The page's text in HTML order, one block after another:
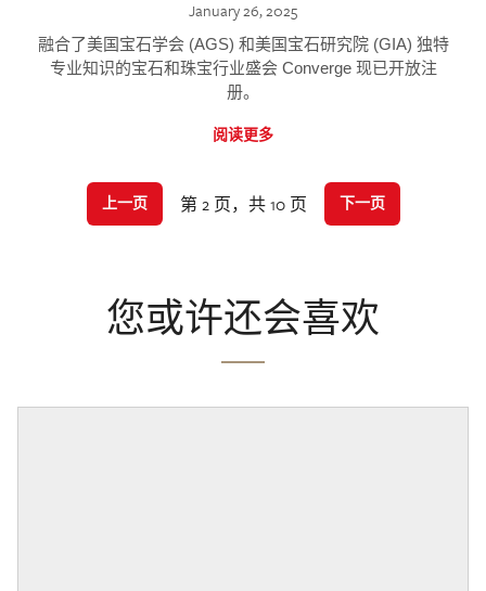
January 26, 2025
融合了美国宝石学会 (AGS) 和美国宝石研究院 (GIA) 独特
专业知识的宝石和珠宝行业盛会 Converge 现已开放注
册。
阅读更多
上一页 第 2 页，共 10 页 下一页
您或许还会喜欢